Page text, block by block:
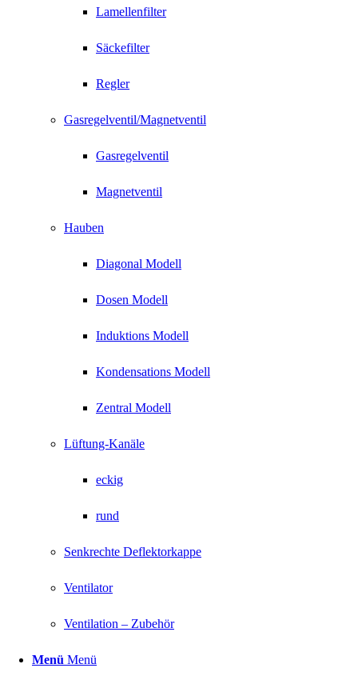
Lamellenfilter
Säckefilter
Regler
Gasregelventil/Magnetventil
Gasregelventil
Magnetventil
Hauben
Diagonal Modell
Dosen Modell
Induktions Modell
Kondensations Modell
Zentral Modell
Lüftung-Kanäle
eckig
rund
Senkrechte Deflektorkappe
Ventilator
Ventilation – Zubehör
Menü Menü